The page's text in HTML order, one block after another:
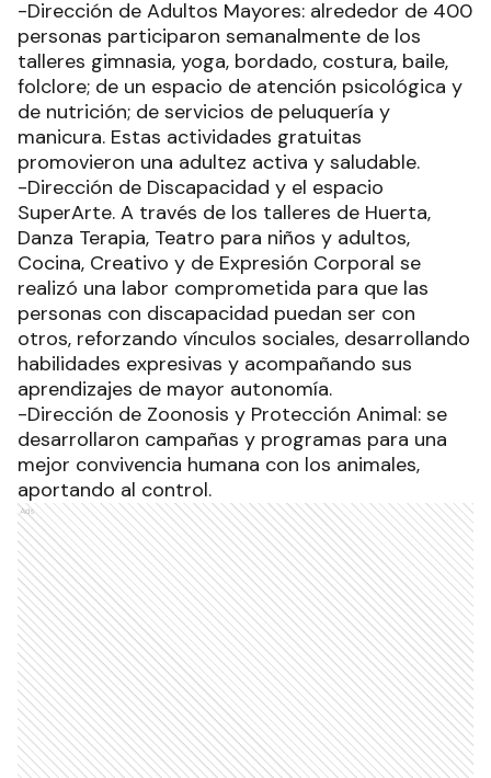
egresaron más de 5.500 vecinos y vecinas de
toda la ciudad, desde su creación en 2016.
-Feria Emprendedora: nuclea a más de 100
emprendedoras y artesanas y se volvió un
referente de la economía local que atrae a
transeúntes y familias los dos primeros sábados
del mes frente al Palacio de la Intendencia.
-Dirección de Adultos Mayores: alrededor de 400
personas participaron semanalmente de los
talleres gimnasia, yoga, bordado, costura, baile,
folclore; de un espacio de atención psicológica y
de nutrición; de servicios de peluquería y
manicura. Estas actividades gratuitas
promovieron una adultez activa y saludable.
-Dirección de Discapacidad y el espacio
SuperArte. A través de los talleres de Huerta,
Danza Terapia, Teatro para niños y adultos,
Cocina, Creativo y de Expresión Corporal se
realizó una labor comprometida para que las
personas con discapacidad puedan ser con
otros, reforzando vínculos sociales, desarrollando
habilidades expresivas y acompañando sus
aprendizajes de mayor autonomía.
-Dirección de Zoonosis y Protección Animal: se
desarrollaron campañas y programas para una
mejor convivencia humana con los animales,
aportando al control.
Ads